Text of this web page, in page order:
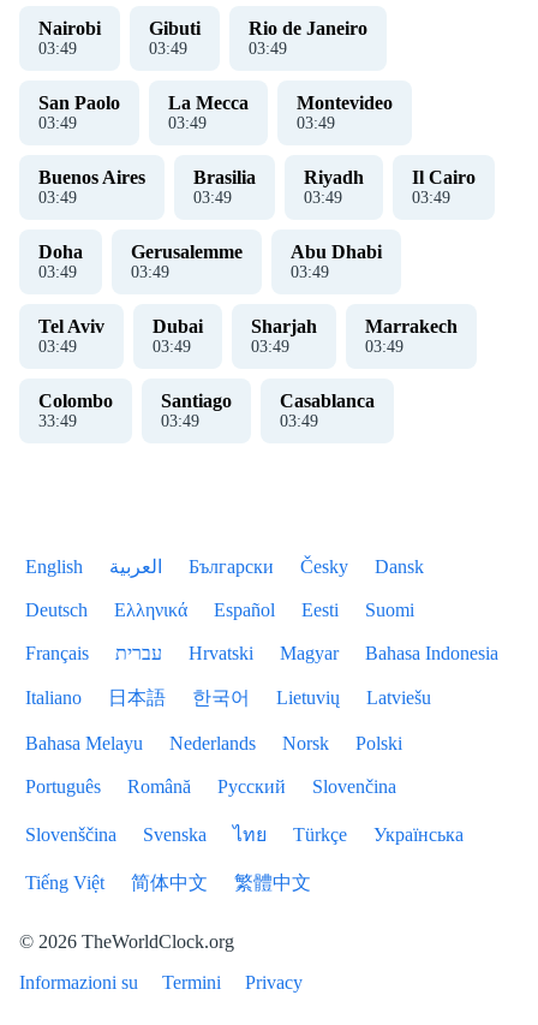
Nairobi
03:49
Gibuti
03:49
Rio de Janeiro
03:49
San Paolo
03:49
La Mecca
03:49
Montevideo
03:49
Buenos Aires
03:49
Brasilia
03:49
Riyadh
03:49
Il Cairo
03:49
Doha
03:49
Gerusalemme
03:49
Abu Dhabi
03:49
Tel Aviv
03:49
Dubai
03:49
Sharjah
03:49
Marrakech
03:49
Colombo
33:49
Santiago
03:49
Casablanca
03:49
English العربية Български Česky Dansk
Deutsch Ελληνικά Español Eesti Suomi
Français עברית Hrvatski Magyar Bahasa Indonesia
Italiano 日本語 한국어 Lietuvių Latviešu
Bahasa Melayu Nederlands Norsk Polski
Português Română Русский Slovenčina
Slovenščina Svenska ไทย Türkçe Українська
Tiếng Việt 简体中文 繁體中文
© 2026 TheWorldClock.org
Informazioni su
Termini Privacy